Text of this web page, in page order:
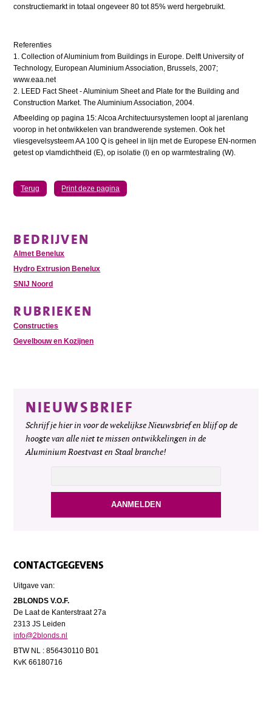
constructiemarkt in totaal ongeveer 80 tot 85% werd hergebruikt.
Referenties
1. Collection of Aluminium from Buildings in Europe. Delft University of
Technology, European Aluminium Association, Brussels, 2007;
www.eaa.net
2. LEED Fact Sheet - Aluminium Sheet and Plate for the Building and
Construction Market. The Aluminium Association, 2004.
Afbeelding op pagina 15: Alcoa Architectuursystemen loopt al jarenlang
voorop in het ontwikkelen van brandwerende systemen. Ook het
vliesgevelsys­teem AA 100 Q is geheel in lijn met de Europese EN-normen
getest op vlamdichtheid (E), op isolatie (I) en op warmtestraling (W).
Terug Print deze pagina
BEDRIJVEN
Almet Benelux
Hydro Extrusion Benelux
SNIJ Noord
RUBRIEKEN
Constructies
Gevelbouw en Kozijnen
NIEUWSBRIEF
Schrijf je hier in voor de wekelijkse Nieuwsbrief en blijf op de
hoogte van alle niet te missen ontwikkelingen in de
Aluminium Roestvast en Staal branche!
CONTACTGEGEVENS
Uitgave van:
2BLONDS V.O.F.
De Laat de Kanterstraat 27a
2313 JS Leiden
info@2blonds.nl
BTW NL : 856430110 B01
KvK 66180716